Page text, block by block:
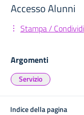
Accesso Alunni
Stampa / Condividi
Argomenti
Servizio
Indice della pagina